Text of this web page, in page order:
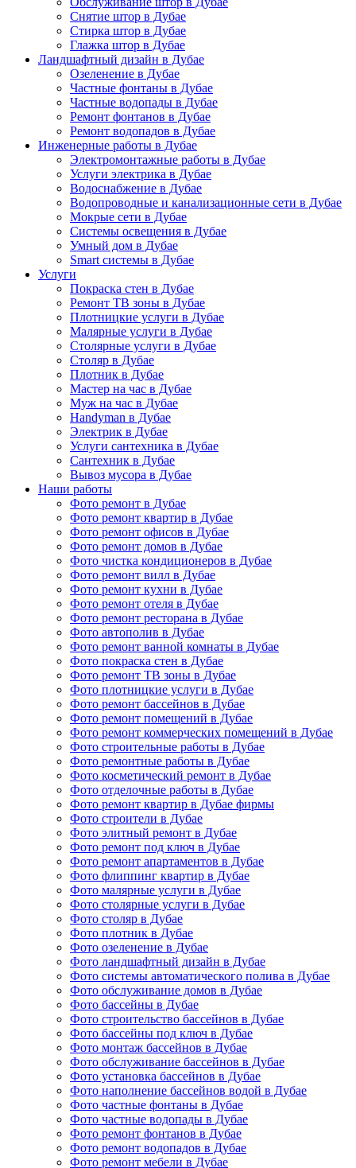
Снятие штор в Дубае
Стирка штор в Дубае
Глажка штор в Дубае
Ландшафтный дизайн в Дубае
Озеленение в Дубае
Частные фонтаны в Дубае
Частные водопады в Дубае
Ремонт фонтанов в Дубае
Ремонт водопадов в Дубае
Инженерные работы в Дубае
Электромонтажные работы в Дубае
Услуги электрика в Дубае
Водоснабжение в Дубае
Водопроводные и канализационные сети в Дубае
Мокрые сети в Дубае
Системы освещения в Дубае
Умный дом в Дубае
Smart системы в Дубае
Услуги
Покраска стен в Дубае
Ремонт ТВ зоны в Дубае
Плотницкие услуги в Дубае
Малярные услуги в Дубае
Столярные услуги в Дубае
Столяр в Дубае
Плотник в Дубае
Мастер на час в Дубае
Муж на час в Дубае
Handyman в Дубае
Электрик в Дубае
Услуги сантехника в Дубае
Сантехник в Дубае
Вывоз мусора в Дубае
Наши работы
Фото ремонт в Дубае
Фото ремонт квартир в Дубае
Фото ремонт офисов в Дубае
Фото ремонт домов в Дубае
Фото чистка кондиционеров в Дубае
Фото ремонт вилл в Дубае
Фото ремонт кухни в Дубае
Фото ремонт отеля в Дубае
Фото ремонт ресторана в Дубае
Фото автополив в Дубае
Фото ремонт ванной комнаты в Дубае
Фото покраска стен в Дубае
Фото ремонт ТВ зоны в Дубае
Фото плотницкие услуги в Дубае
Фото ремонт бассейнов в Дубае
Фото ремонт помещений в Дубае
Фото ремонт коммерческих помещений в Дубае
Фото строительные работы в Дубае
Фото ремонтные работы в Дубае
Фото косметический ремонт в Дубае
Фото отделочные работы в Дубае
Фото ремонт квартир в Дубае фирмы
Фото строители в Дубае
Фото элитный ремонт в Дубае
Фото ремонт под ключ в Дубае
Фото ремонт апартаментов в Дубае
Фото флиппинг квартир в Дубае
Фото малярные услуги в Дубае
Фото столярные услуги в Дубае
Фото столяр в Дубае
Фото плотник в Дубае
Фото озеленение в Дубае
Фото ландшафтный дизайн в Дубае
Фото системы автоматического полива в Дубае
Фото обслуживание домов в Дубае
Фото бассейны в Дубае
Фото строительство бассейнов в Дубае
Фото бассейны под ключ в Дубае
Фото монтаж бассейнов в Дубае
Фото обслуживание бассейнов в Дубае
Фото установка бассейнов в Дубае
Фото наполнение бассейнов водой в Дубае
Фото частные фонтаны в Дубае
Фото частные водопады в Дубае
Фото ремонт фонтанов в Дубае
Фото ремонт водопадов в Дубае
Фото ремонт мебели в Дубае